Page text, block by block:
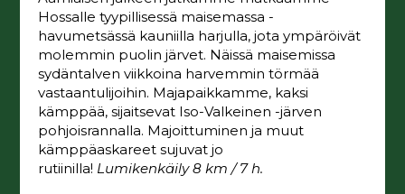
Hossalle tyypillisessä maisemassa -
havumetsässä kauniilla harjulla, jota ympäröivät
molemmin puolin järvet. Näissä maisemissa
sydäntalven viikkoina harvemmin törmää
vastaantulijoihin. Majapaikkamme, kaksi
kämppää, sijaitsevat Iso-Valkeinen -järven
pohjoisrannalla. Majoittuminen ja muut
kämppäaskareet sujuvat jo
rutiinilla! Lumikenkäily 8 km / 7 h.